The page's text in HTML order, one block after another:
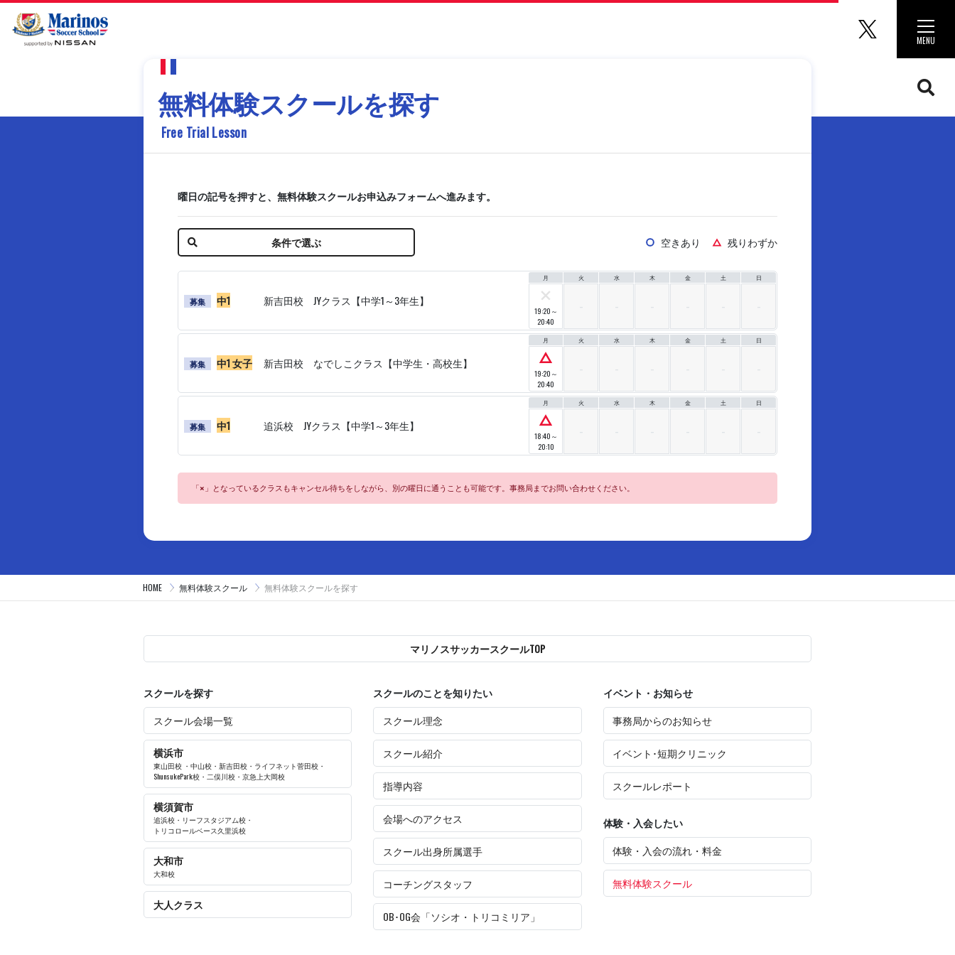
Toggle
MENU
マリノ
無料体験スクールを探す
Free Trial Lesson
曜日の記号を押すと、無料体験スクールお申込みフォームへ進みます。
条件で選ぶ ○
空きあり △
残りわずか
募集 中1 新吉田校 JYクラス【中学1～3年生】
月 火 水 木 金 土 日
19:20～
20:40
募集 中1 女子 新吉田校 なでしこクラス【中学生・高校生】
月 火 水 木 金 土 日
19:20～
20:40
募集 中1 追浜校 JYクラス【中学1～3年生】
月 火 水 木 金 土 日
18:40～
20:10
「× 」となっているクラスもキャンセル待ちをしながら、別の曜日に通うことも可能です。事務局までお問い合わせください。
HOME 無料体験スクール 無料体験スクールを探す
マリノスサッカースクールTOP
スクールを探す
スクール会場一覧
横浜市
東山田校・ 中山校・ 新吉田校・ ライフネット菅田校・
ShunsukePark校・ 二俣川校・ 京急上大岡校
横須賀市
追浜校・ リーフスタジアム校・
トリコロールベース久里浜校
大和市
大和校
大人クラス
スクールのことを知りたい
スクール理念
スクール紹介
指導内容
会場へのアクセス
スクール出身所属選手
コーチングスタッフ
OB･OG会「ソシオ・トリコミリア」
イベント・お知らせ
事務局からのお知らせ
イベント･短期クリニック
スクールレポート
体験・入会したい
体験・入会の流れ・料金
無料体験スクール